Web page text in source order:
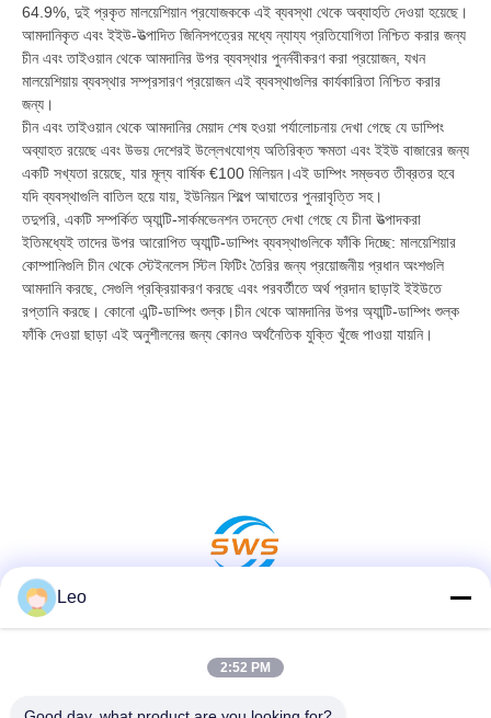
64.9%, দুই প্রকৃত মালয়েশিয়ান প্রযোজককে এই ব্যবস্থা থেকে অব্যাহতি দেওয়া হয়েছে।
আমদানিকৃত এবং ইইউ-উত্পাদিত জিনিসপত্রের মধ্যে ন্যায্য প্রতিযোগিতা নিশ্চিত করার জন্য
চীন এবং তাইওয়ান থেকে আমদানির উপর ব্যবস্থার পুনর্নবীকরণ করা প্রয়োজন, যখন
মালয়েশিয়ায় ব্যবস্থার সম্প্রসারণ প্রয়োজন এই ব্যবস্থাগুলির কার্যকারিতা নিশ্চিত করার
জন্য।
চীন এবং তাইওয়ান থেকে আমদানির মেয়াদ শেষ হওয়া পর্যালোচনায় দেখা গেছে যে ডাম্পিং
অব্যাহত রয়েছে এবং উভয় দেশেরই উল্লেখযোগ্য অতিরিক্ত ক্ষমতা এবং ইইউ বাজারের জন্য
একটি সখ্যতা রয়েছে, যার মূল্য বার্ষিক €100 মিলিয়ন।এই ডাম্পিং সম্ভবত তীব্রতর হবে
যদি ব্যবস্থাগুলি বাতিল হয়ে যায়, ইউনিয়ন শিল্পে আঘাতের পুনরাবৃত্তি সহ।
তদুপরি, একটি সম্পর্কিত অ্যান্টি-সার্কমভেনশন তদন্তে দেখা গেছে যে চীনা উত্পাদকরা
ইতিমধ্যেই তাদের উপর আরোপিত অ্যান্টি-ডাম্পিং ব্যবস্থাগুলিকে ফাঁকি দিচ্ছে: মালয়েশিয়ার
কোম্পানিগুলি চীন থেকে স্টেইনলেস স্টিল ফিটিং তৈরির জন্য প্রয়োজনীয় প্রধান অংশগুলি
আমদানি করছে, সেগুলি প্রক্রিয়াকরণ করছে এবং পরবর্তীতে অর্থ প্রদান ছাড়াই ইইউতে
রপ্তানি করছে। কোনো এন্টি-ডাম্পিং শুল্ক।চীন থেকে আমদানির উপর অ্যান্টি-ডাম্পিং শুল্ক
ফাঁকি দেওয়া ছাড়া এই অনুশীলনের জন্য কোনও অর্থনৈতিক যুক্তি খুঁজে পাওয়া যায়নি।
Leo
2:52 PM